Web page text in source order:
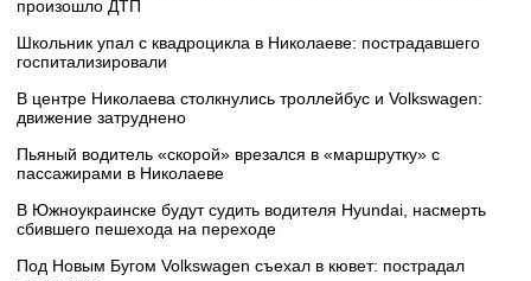
произошло ДТП
Школьник упал с квадроцикла в Николаеве: пострадавшего
госпитализировали
В центре Николаева столкнулись троллейбус и Volkswagen:
движение затруднено
Пьяный водитель «скорой» врезался в «маршрутку» с
пассажирами в Николаеве
В Южноукраинске будут судить водителя Hyundai, насмерть
сбившего пешехода на переходе
Под Новым Бугом Volkswagen съехал в кювет: пострадал